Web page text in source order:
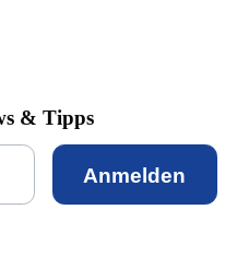
& Tipps
Anmelden